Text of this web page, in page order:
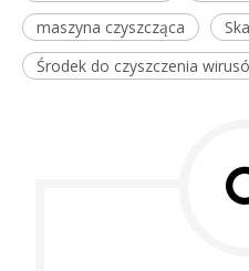
maszyna czyszcząca
Środek do czyszczenia